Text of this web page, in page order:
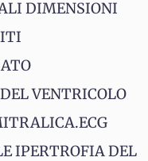
DIMENSIONI
VENTRICOLO
IPERTROFIA DEL